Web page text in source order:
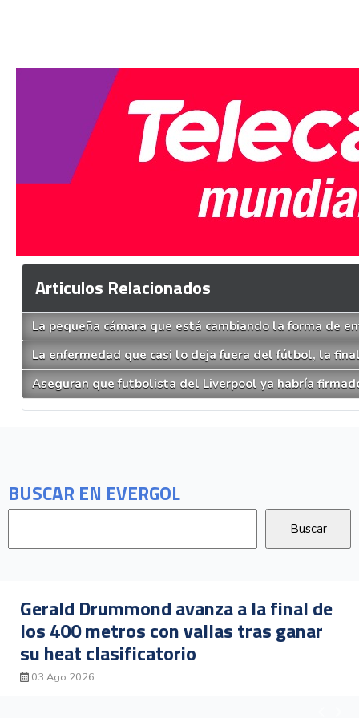
BUSCAR EN EVERGOL
Daniela Rojas gana medalla de bronce
en los Juegos Centroamericanos y del
Caribe Santo Domingo 2026
04 Ago 2026
Articulos Relacionados
La pequeña cámara que está cambiando la forma de
La enfermedad que casi lo deja fuera del fútbol, la
Aseguran que futbolista del Liverpool ya habría